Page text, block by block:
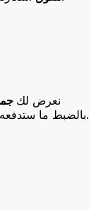
نعرض لك
بالضبط ما ستدفعه. تعني رسومنا المنخفضة المزيد من التوفير لك.